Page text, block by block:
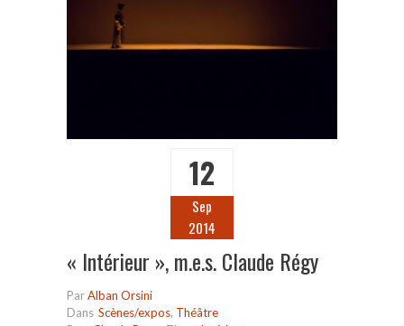
12
Sep
2014
« Intérieur », m.e.s. Claude Régy
ParAlban Orsini
Dans Scènes/expos, Théâtre